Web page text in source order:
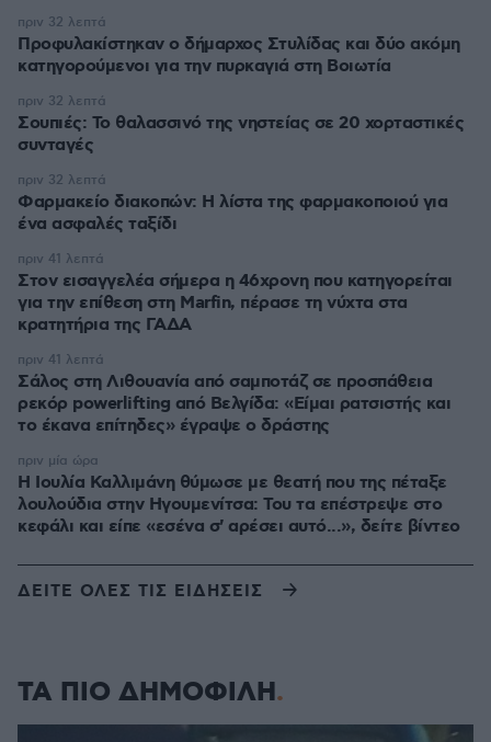
Προφυλακίστηκαν ο δήμαρχος Στυλίδας και δύο ακόμη
κατηγορούμενοι για την πυρκαγιά στη Βοιωτία
πριν 32 λεπτά
Σουπιές: Το θαλασσινό της νηστείας σε 20 χορταστικές
συνταγές
πριν 32 λεπτά
Φαρμακείο διακοπών: Η λίστα της φαρμακοποιού για
ένα ασφαλές ταξίδι
πριν 32 λεπτά
Στον εισαγγελέα σήμερα η 46χρονη που κατηγορείται
για την επίθεση στη Marfin, πέρασε τη νύχτα στα
κρατητήρια της ΓΑΔΑ
πριν 41 λεπτά
Σάλος στη Λιθουανία από σαμποτάζ σε προσπάθεια
ρεκόρ powerlifting από Βελγίδα: «Είμαι ρατσιστής και
το έκανα επίτηδες» έγραψε ο δράστης
πριν 41 λεπτά
Η Ιουλία Καλλιμάνη θύμωσε με θεατή που της πέταξε
λουλούδια στην Ηγουμενίτσα: Του τα επέστρεψε στο
κεφάλι και είπε «εσένα σ' αρέσει αυτό...», δείτε βίντεο
πριν μία ώρα
ΔΕΙΤΕ ΟΛΕΣ ΤΙΣ ΕΙΔΗΣΕΙΣ
ΤΑ ΠΙΟ ΔΗΜΟΦΙΛΗ